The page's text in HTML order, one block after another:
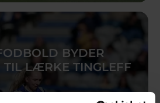
BYDER
LÆRKE TINGLEFF